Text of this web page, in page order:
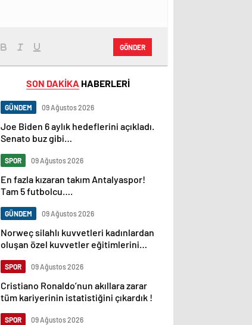
GÖNDER
SON DAKİKA HABERLERİ
GÜNDEM 09 Ağustos 2026
Joe Biden 6 aylık hedeflerini açıkladı.
Senato buz gibi…
SPOR 09 Ağustos 2026
En fazla kızaran takım Antalyaspor!
Tam 5 futbolcu….
GÜNDEM 09 Ağustos 2026
Norweç silahlı kuvvetleri kadınlardan
oluşan özel kuvvetler eğitimlerini
SPOR 09 Ağustos 2026
Cristiano Ronaldo’nun akıllara zarar
tüm kariyerinin istatistiğini çıkardık !
SPOR 09 Ağustos 2026